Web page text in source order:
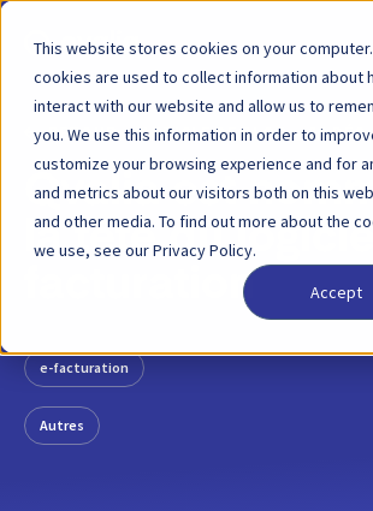
This website stores cookies on your
cookies are used to collect information about
interact with our website and allow us to
you. We use this information in order to
customize your browsing experience and for
and metrics about our visitors both on this
and other media. To find out more about the
we use, see our Privacy Policy.
Accept
RETOUR ARTICLE DE BLOG 20 DÉC.
Qvalia est
la tête du
facturation
e-facturation
Autres